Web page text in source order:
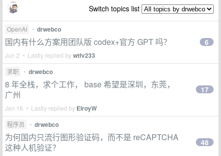
Switch topics list
OpenAI • drwebco
国内有什么方案用团队版 codex+官方 GPT 吗？
Jun 2 • Lastly replied bywtfv233
6
求职 • drwebco
8 年全栈，求个工作， base 希望是深圳，东莞，
广州
Jan 16 • Lastly replied by ElroyW
17
程序员 • drwebco
为何国内只流行图形验证码，而不是 reCAPTCHA
这种人机验证？
48